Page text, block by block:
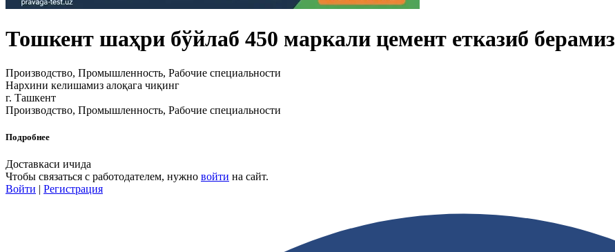
Тошкент шаҳри бўйлаб 450 маркали цемент етказиб берамиз
Производство, Промышленность, Рабочие специальности
Нархини келишамиз алоқага чиқинг
г. Ташкент
Производство, Промышленность, Рабочие специальности
Подробнее
Доставкаси ичида
Чтобы связаться с работодателем, нужно войти на сайт.
Войти | Регистрация